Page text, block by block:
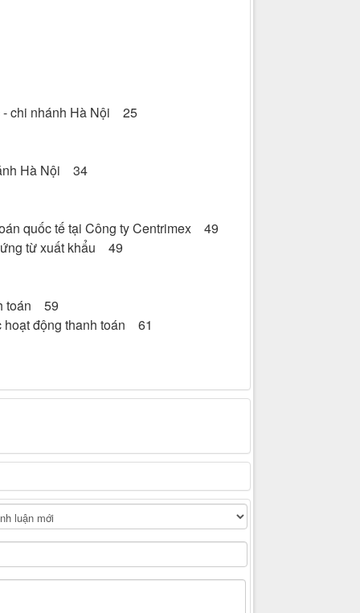
- chi nhánh Hà Nội 25
Hà Nội 34
quốc tế tại Công ty Centrimex 49
từ xuất khẩu 49
toán 59
hoạt động thanh toán 61